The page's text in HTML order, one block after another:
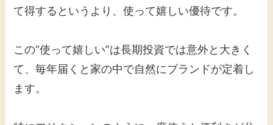
て得するというより、使って嬉しい優待です。
この“使って嬉しい”は長期投資では意外と大きく
て、毎年届くと家の中で自然にブランドが定着し
ます。